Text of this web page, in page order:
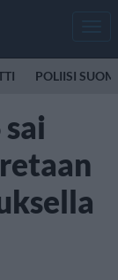
POLIISI